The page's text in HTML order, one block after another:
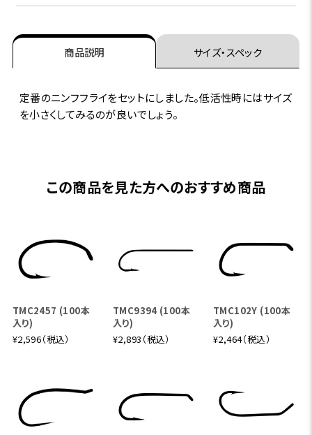
商品説明 サイズ・スペック
定番のニンフフライをセットにしました。低活性時にはサイズ
を小さくしてみるのが良いでしょう。
この商品を見た方へのおすすめ商品
TMC2457 (100本
入り)
¥2,596（税込）
TMC9394 (100本
入り)
¥2,893（税込）
TMC102Y (100本
入り)
¥2,464（税込）